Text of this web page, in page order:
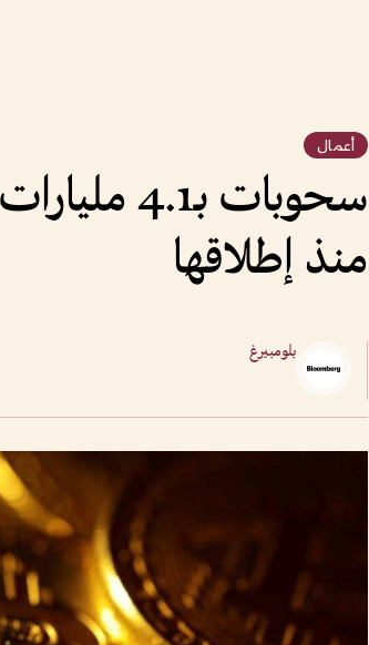
أعمال
سحوبات
منذ إطلاقها
بلومبيرغ